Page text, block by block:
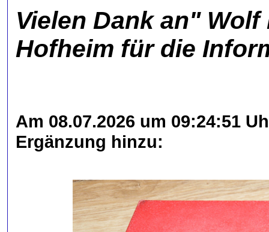
Vielen Dank an"
Hofheim für die
Am 08.07.2026 um 09:24:51
Ergänzung hinzu: